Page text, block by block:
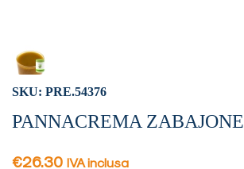
SKU: PRE.54376
PANNACREMA ZABAJONE
€26.30 IVA inclusa